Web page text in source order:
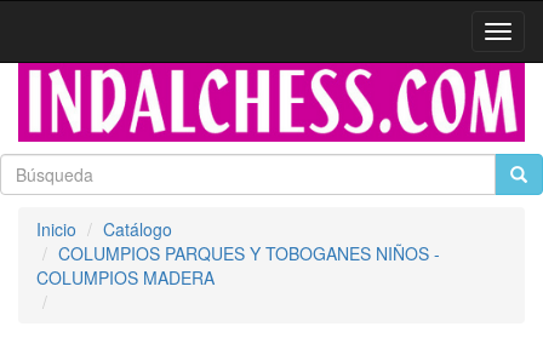
Inicio
Catálogo
COLUMPIOS PARQUES Y TOBOGANES NIÑOS -
COLUMPIOS MADERA